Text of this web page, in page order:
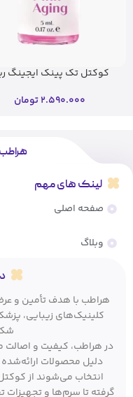
کوکتل تک پینک ایجینگ
2.590.000 تومان
هراطب
لینک های مهم
صفحه اصلی
وبلاگ
هراطب با هدف تأمین و
کلینیک‌های زیبایی،
در هراطب، کیفیت و
دلیل محصولات
انتخاب می‌شوند از
گرفته تا سرم‌ها و